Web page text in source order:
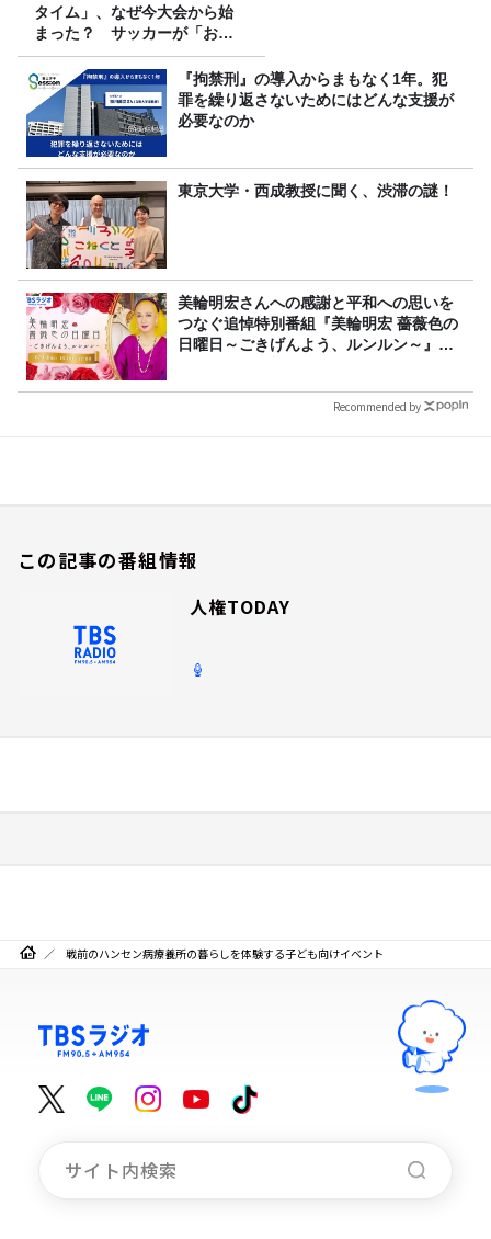
タイム」、なぜ今大会から始
まった？ サッカーが「お
金」に変わる仕組み
『拘禁刑』の導入からまもなく1年。犯
罪を繰り返さないためにはどんな支援が
必要なのか
東京大学・西成教授に聞く、渋滞の謎！
美輪明宏さんへの感謝と平和への思いを
つなぐ追悼特別番組『美輪明宏 薔薇色の
日曜日～ごきげんよう、ルンルン～』
Recommended by
この記事の番組情報
人権TODAY
戦前のハンセン病療養所の暮らしを体験する子ども向けイベント